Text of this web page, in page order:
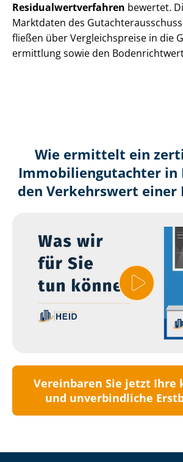
Re­si­du­al­wert­ver­fah­ren bewertet.
Marktdaten des
fließen über Ver­gleichs­prei­se in die
ermitt­lung sowie den
Wie ermittelt ein
Immobilien­gutachter in
den Verkehrswert einer
Vereinbaren Sie jetzt Ihre
und unverbindliche